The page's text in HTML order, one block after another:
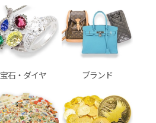
宝石・ダイヤ ブランド